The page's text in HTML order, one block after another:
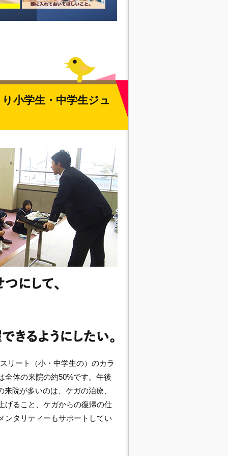
小学生・中学生ジュ
リート（小・中学生の）のカラ
全体の来院の約50%です。午後
院が多いのは、ケガの治療、
げること、ケガからの復帰の仕
ンタリティーもサポートしてい